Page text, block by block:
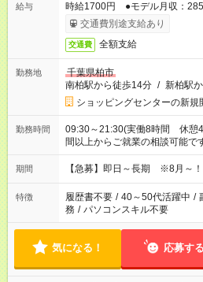
給与
時給1700円 ●モデル月収：
交通費別途支給あり
交通費 全額支給
勤務地
千葉県柏市
南柏駅から徒歩14分 / 新柏駅
ショッピングセンターの新
勤務時間
09:30～21:30(実働8時間 休憩
間以上からご就業の相談可能で
期間 【急募】即日～長期 ※8月～！
特徴 履歴書不要 / 40～50代活躍中 /
務 / パソコンスキル不要
気になる！ 応募する